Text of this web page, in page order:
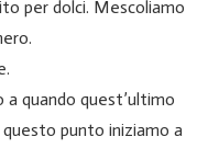
per dolci. Mescoliamo
quando quest’ultimo
punto iniziamo a